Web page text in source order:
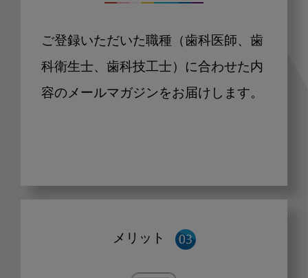
ご登録いただいた職種（歯科医師、歯
科衛生士、歯科技工士）に合わせた内
容のメールマガジンをお届けします。
メリット